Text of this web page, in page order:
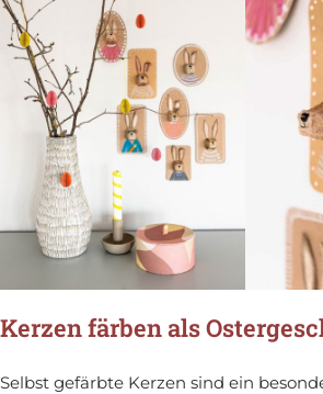
Kerzen färben als
Selbst gefärbte Kerzen sind ein